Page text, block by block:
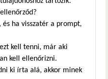
ha visszatér a prompt,
kell tenni, már aki
kell ellenőrizni.
ki írta alá, akkor minek